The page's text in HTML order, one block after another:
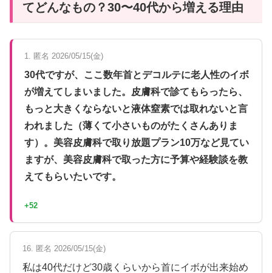
てどんなもの？30〜40代から増える理由
1. 匿名 2026/05/15(金)
30代ですが、ここ数年首とデコルテに老人性のイボ
が増えてしまいました。皮膚科で診てもらったら、
もっと大きくならないと液体窒素では取れないと言
われました（薄くて小さいものがたくさんありま
す）。美容皮膚科で取り放題プラン10万など見てい
ますが、美容皮膚科で取った方に予算や経験談を教
えてもらいたいです。
+52
16. 匿名 2026/05/15(金)
私は40代だけど30歳くらいから首にイボが出来始め